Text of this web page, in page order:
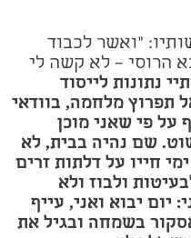
"ואשר לכבוד
הרוסי – לא קשה לי
נתונות לייסוד
תפרוץ מלחמה, בוודאי
על פי שאני מוכן
שם נהיה בבית, לא
חייו על דלתות זרים
ולבוז ולא
יום יבוא ואני, עייף
בשמחה ובגיל את